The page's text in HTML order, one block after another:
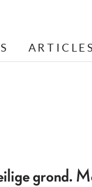
ARTICLES
grond.